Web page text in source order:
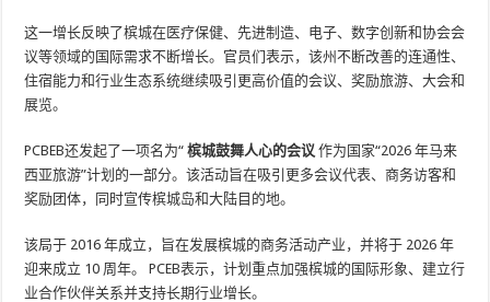
这一增长反映了槟城在医疗保健、先进制造、电子、数字创新和协会会
议等领域的国际需求不断增长。官员们表示，该州不断改善的连通性、
住宿能力和行业生态系统继续吸引更高价值的会议、奖励旅游、大会和
展览。
PCBEB还发起了一项名为“槟城鼓舞人心的会议 作为国家“2026 年马来
西亚旅游”计划的一部分。该活动旨在吸引更多会议代表、商务访客和
奖励团体，同时宣传槟城岛和大陆目的地。
该局于 2016 年成立，旨在发展槟城的商务活动产业，并将于 2026 年
迎来成立 10 周年。 PCEB表示，计划重点加强槟城的国际形象、建立行
业合作伙伴关系并支持长期行业增长。